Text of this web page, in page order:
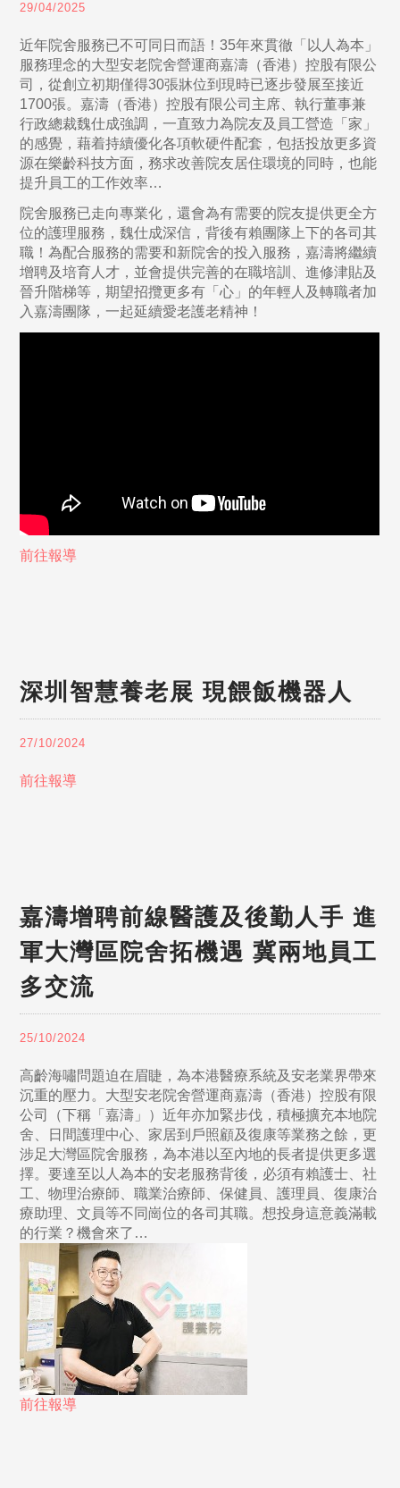
29/04/2025
近年院舍服務已不可同日而語！35年來貫徹「以人為本」
服務理念的大型安老院舍營運商嘉濤（香港）控股有限公
司，從創立初期僅得30張牀位到現時已逐步發展至接近
1700張。嘉濤（香港）控股有限公司主席、執行董事兼
行政總裁魏仕成強調，一直致力為院友及員工營造「家」
的感覺，藉着持續優化各項軟硬件配套，包括投放更多資
源在樂齡科技方面，務求改善院友居住環境的同時，也能
提升員工的工作效率…
院舍服務已走向專業化，還會為有需要的院友提供更全方
位的護理服務，魏仕成深信，背後有賴團隊上下的各司其
職！為配合服務的需要和新院舍的投入服務，嘉濤將繼續
增聘及培育人才，並會提供完善的在職培訓、進修津貼及
晉升階梯等，期望招攬更多有「心」的年輕人及轉職者加
入嘉濤團隊，一起延續愛老護老精神！
前往報導
深圳智慧養老展 現餵飯機器人
27/10/2024
前往報導
嘉濤增聘前線醫護及後勤人手 進
軍大灣區院舍拓機遇 冀兩地員工
多交流
25/10/2024
高齡海嘯問題迫在眉睫，為本港醫療系統及安老業界帶來
沉重的壓力。大型安老院舍營運商嘉濤（香港）控股有限
公司（下稱「嘉濤」）近年亦加緊步伐，積極擴充本地院
舍、日間護理中心、家居到戶照顧及復康等業務之餘，更
涉足大灣區院舍服務，為本港以至內地的長者提供更多選
擇。要達至以人為本的安老服務背後，必須有賴護士、社
工、物理治療師、職業治療師、保健員、護理員、復康治
療助理、文員等不同崗位的各司其職。想投身這意義滿載
的行業？機會來了…
前往報導